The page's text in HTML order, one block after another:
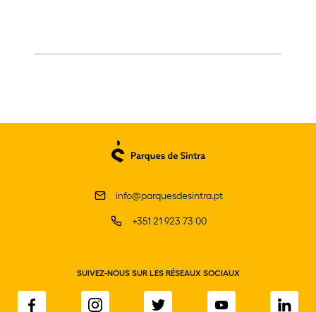
info@parquesdesintra.pt
+351 21 923 73 00
SUIVEZ-NOUS SUR LES RÉSEAUX SOCIAUX